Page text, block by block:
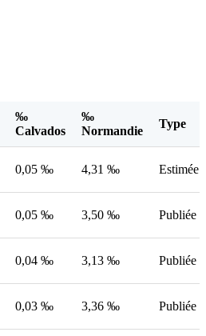
‰
Calvados
‰
Normandie
Type
0,05 ‰ 4,31 ‰ Estimée
0,05 ‰ 3,50 ‰ Publiée
0,04 ‰ 3,13 ‰ Publiée
0,03 ‰ 3,36 ‰ Publiée